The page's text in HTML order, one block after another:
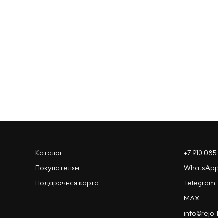
Каталог
Покупателям
Подарочная карта
+7 910 085
WhatsApp
Telegram
MAX